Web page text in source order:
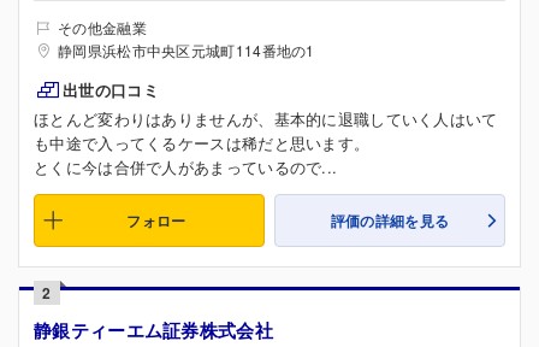
その他金融業
静岡県浜松市中央区元城町114番地の1
出世の口コミ
ほとんど変わりはありませんが、基本的に退職していく人はいて
も中途で入ってくるケースは稀だと思います。
とくに今は合併で人があまっているので...
フォロー 評価の詳細を見る
2
静銀ティーエム証券株式会社